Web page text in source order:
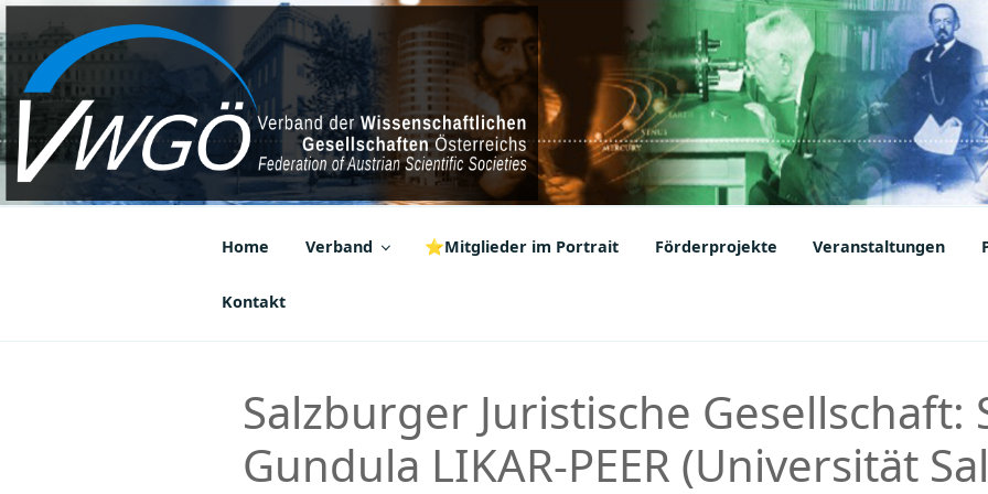
Zum
Inhalt
springen
VWGÖ
Federation of Austrian Scientific Societies
Home Verband ⭐Mitglieder im Portrait Förderprojekte Veranstaltungen
Kontakt
Salzburger Juristische Gesellschaft:
Gundula LIKAR-PEER (Universität